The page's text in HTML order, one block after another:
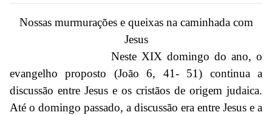
Nossas murmurações e queixas na caminhada com
Jesus
Neste XIX domingo do ano, o
evangelho proposto (João 6, 41- 51) continua a
discussão entre Jesus e os cristãos de origem judaica.
Até o domingo passado, a discussão era entre Jesus e a